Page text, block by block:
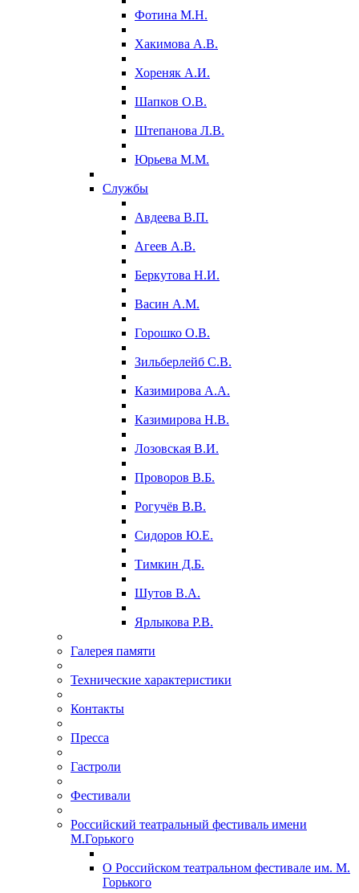
Фотина М.Н.
Хакимова А.В.
Хореняк А.И.
Шапков О.В.
Штепанова Л.В.
Юрьева М.М.
Службы
Авдеева В.П.
Агеев А.В.
Беркутова Н.И.
Васин А.М.
Горошко О.В.
Зильберлейб С.В.
Казимирова А.А.
Казимирова Н.В.
Лозовская В.И.
Проворов В.Б.
Рогучёв В.В.
Сидоров Ю.Е.
Тимкин Д.Б.
Шутов В.А.
Ярлыкова Р.В.
Галерея памяти
Технические характеристики
Контакты
Пресса
Гастроли
Фестивали
Российский театральный фестиваль имени
М.Горького
О Российском театральном фестивале им. М.
Горького